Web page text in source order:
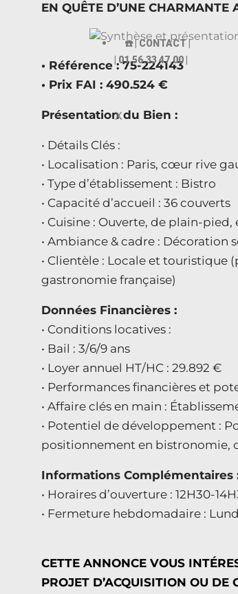
☎️ | CONTACT |
| 01.56.33 47.00 |
X
EN QUÊTE D’UNE CHARMANTE
• Référence : 75-224143
• Prix FAI : 490.524 €
Présentation du Bien :
• Détails Clés :
• Localisation : Paris, cœur rive
• Type d’établissement : Bistro
• Capacité d’accueil : 36 couverts
• Cuisine : Ouverte, de plain-
• Ambiance & cadre : Décoration
• Clientèle : Locale et
gastronomie française)
Données Financières :
• Conditions locatives :
• Bail : 3/6/9 ans
• Loyer annuel HT/HC : 29.892 €
• Performances financières et
• Affaire clés en main :
• Potentiel de développement :
positionnement en bistronomie,
Informations Complémentaires
• Horaires d’ouverture : 12H30-
• Fermeture hebdomadaire :
CETTE ANNONCE VOUS
PROJET D’ACQUISITION OU DE